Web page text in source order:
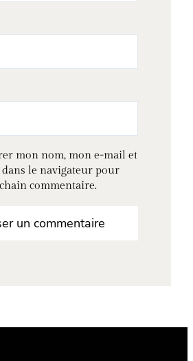
mon nom, mon e-mail et
le navigateur pour
commentaire.